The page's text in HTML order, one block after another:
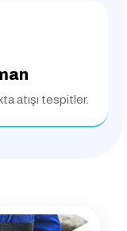
atışı tespitler.